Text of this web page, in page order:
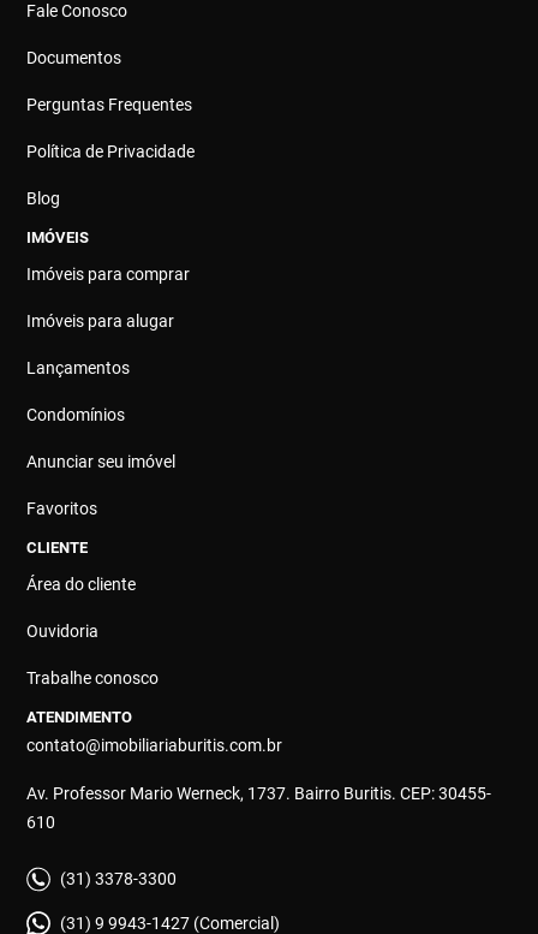
Fale Conosco
Documentos
Perguntas Frequentes
Política de Privacidade
Blog
IMÓVEIS
Imóveis para comprar
Imóveis para alugar
Lançamentos
Condomínios
Anunciar seu imóvel
Favoritos
CLIENTE
Área do cliente
Ouvidoria
Trabalhe conosco
ATENDIMENTO
contato@imobiliariaburitis.com.br
Av. Professor Mario Werneck, 1737. Bairro Buritis. CEP: 30455-
610
(31) 3378-3300
(31) 9 9943-1427 (Comercial)